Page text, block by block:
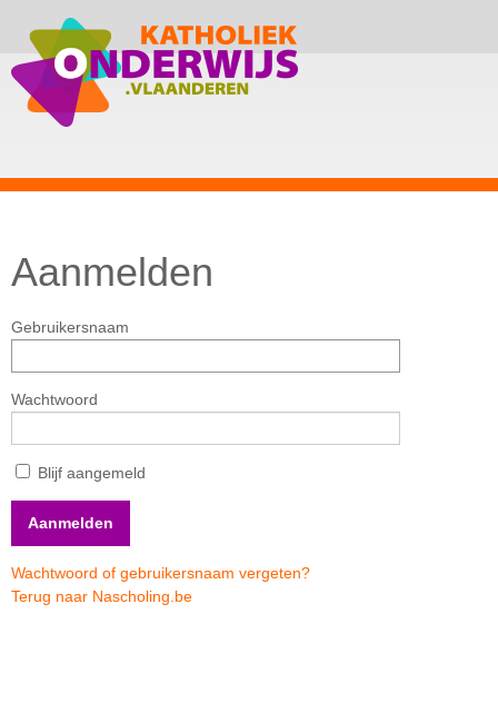
Aanmelden
Gebruikersnaam
Wachtwoord
Blijf aangemeld
Wachtwoord of gebruikersnaam vergeten?
Terug naar Nascholing.be